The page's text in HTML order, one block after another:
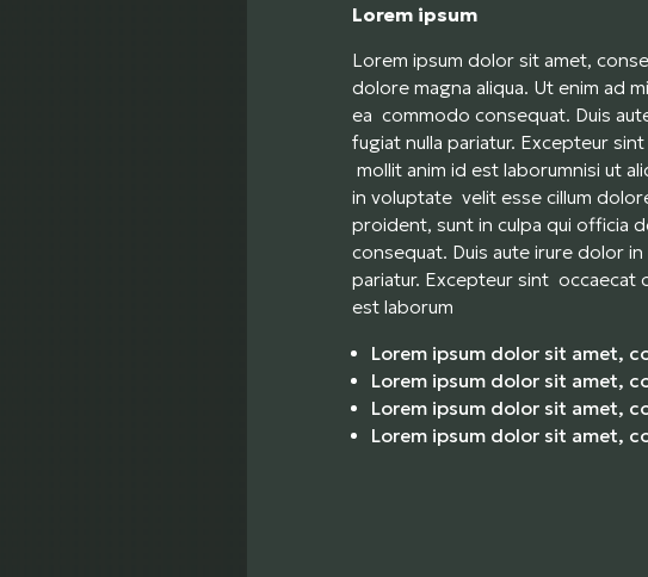
Lorem ipsum
Lorem ipsum dolor sit amet,
dolore magna aliqua. Ut enim ad
ea commodo consequat. Duis
fugiat nulla pariatur. Excepteur
mollit anim id est laborumnisi ut
in voluptate velit esse cillum
proident, sunt in culpa qui officia
consequat. Duis aute irure dolor
pariatur. Excepteur sint occaecat
est laborum
Lorem ipsum dolor sit amet,
Lorem ipsum dolor sit amet,
Lorem ipsum dolor sit amet,
Lorem ipsum dolor sit amet,